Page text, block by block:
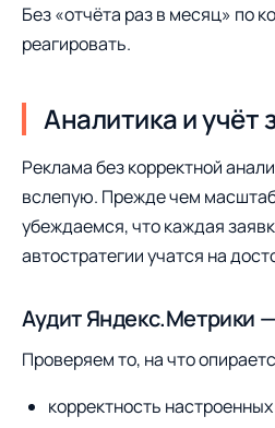
Без «отчёта раз в месяц» по
реагировать.
Аналитика и учёт
Реклама без корректной
вслепую. Прежде чем
убеждаемся, что каждая
автостратегии учатся на
Аудит Яндекс.Метрики
Проверяем то, на что
корректность